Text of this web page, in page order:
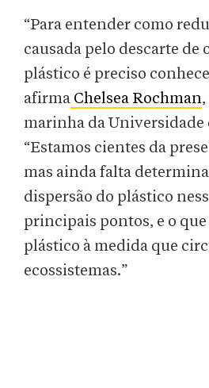
“Para entender como
causada pelo descarte de
plástico é preciso
afirma Chelsea Rochman
marinha da Universidade
“Estamos cientes da
mas ainda falta
dispersão do plástico
principais pontos, e o
plástico à medida que
ecossistemas.”